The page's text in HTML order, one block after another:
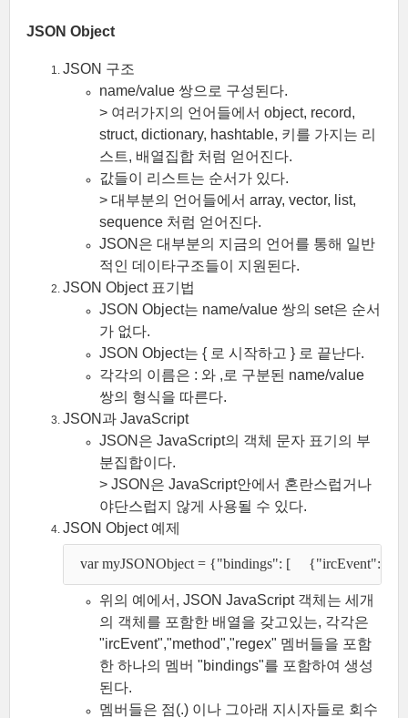
JSON Object
JSON 구조
name/value 쌍으로 구성된다.
> 여러가지의 언어들에서 object, record,
struct, dictionary, hashtable, 키를 가지는 리
스트, 배열집합 처럼 얻어진다.
값들이 리스트는 순서가 있다.
> 대부분의 언어들에서 array, vector, list,
sequence 처럼 얻어진다.
JSON은 대부분의 지금의 언어를 통해 일반
적인 데이타구조들이 지원된다.
JSON Object 표기법
JSON Object는 name/value 쌍의 set은 순서
가 없다.
JSON Object는 { 로 시작하고 } 로 끝난다.
각각의 이름은 : 와 ,로 구분된 name/value
쌍의 형식을 따른다.
JSON과 JavaScript
JSON은 JavaScript의 객체 문자 표기의 부
분집합이다.
> JSON은 JavaScript안에서 혼란스럽거나
야단스럽지 않게 사용될 수 있다.
JSON Object 예제
var myJSONObject = {"bindings": [     {"ircEvent":
위의 예에서, JSON JavaScript 객체는 세개
의 객체를 포함한 배열을 갖고있는, 각각은
"ircEvent","method","regex" 멤버들을 포함
한 하나의 멤버 "bindings"를 포함하여 생성
된다.
멤버들은 점(.) 이나 그아래 지시자들로 회수